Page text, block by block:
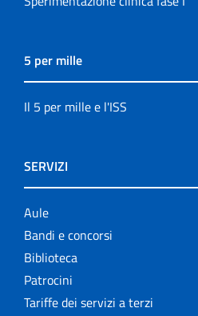
5 per mille
Il 5 per mille e l'ISS
SERVIZI
Aule
Bandi e concorsi
Biblioteca
Patrocini
Tariffe dei servizi a terzi